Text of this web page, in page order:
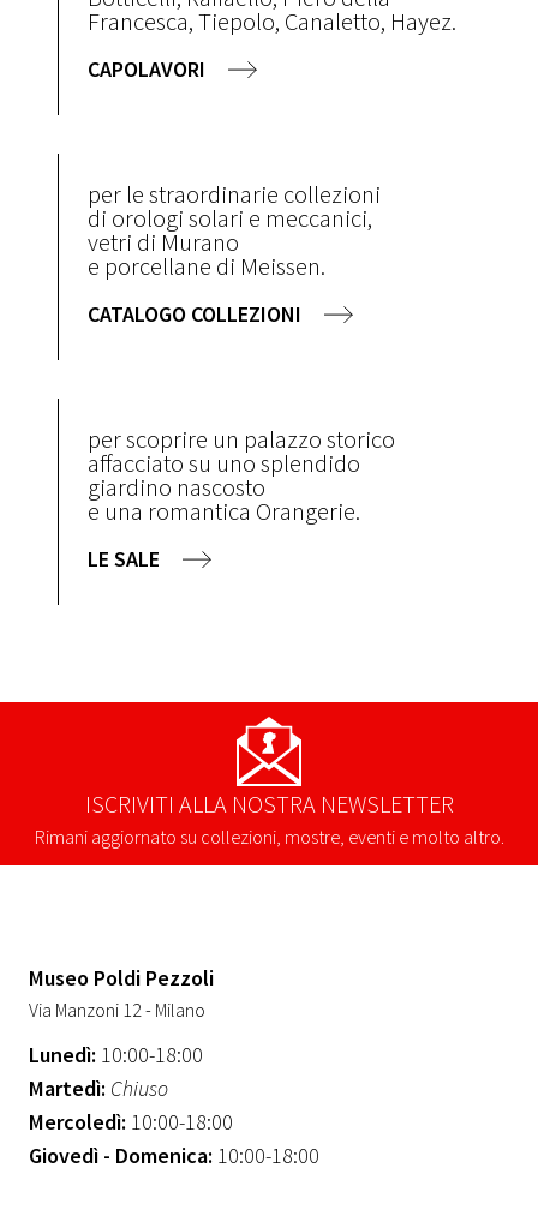
Francesca, Tiepolo, Canaletto, Hayez.
CAPOLAVORI
per le straordinarie collezioni
di orologi solari e meccanici,
vetri di Murano
e porcellane di Meissen.
CATALOGO COLLEZIONI
per scoprire un palazzo storico
affacciato su uno splendido
giardino nascosto
e una romantica Orangerie.
LE SALE
ISCRIVITI ALLA NOSTRA NEWSLETTER
Rimani aggiornato su collezioni, mostre, eventi e molto altro.
Museo Poldi Pezzoli
Via Manzoni 12 - Milano
Lunedì: 10:00-18:00
Martedì: Chiuso
Mercoledì: 10:00-18:00
Giovedì - Domenica: 10:00-18:00